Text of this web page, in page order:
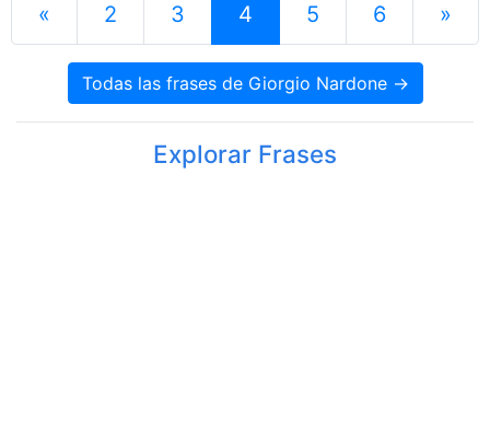
« 2 3 4 5 6 »
Todas las frases de Giorgio Nardone →
Explorar Frases